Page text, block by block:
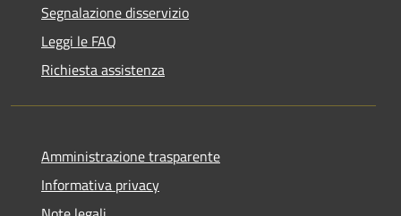
Segnalazione disservizio
Leggi le FAQ
Richiesta assistenza
Amministrazione trasparente
Informativa privacy